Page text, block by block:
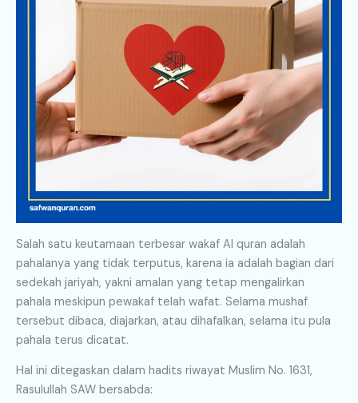
Salah satu keutamaan terbesar wakaf Al quran adalah
pahalanya yang tidak terputus, karena ia adalah bagian dari
sedekah jariyah, yakni amalan yang tetap mengalirkan
pahala meskipun pewakaf telah wafat. Selama mushaf
tersebut dibaca, diajarkan, atau dihafalkan, selama itu pula
pahala terus dicatat.
Hal ini ditegaskan dalam hadits riwayat Muslim No. 1631,
Rasulullah SAW bersabda: